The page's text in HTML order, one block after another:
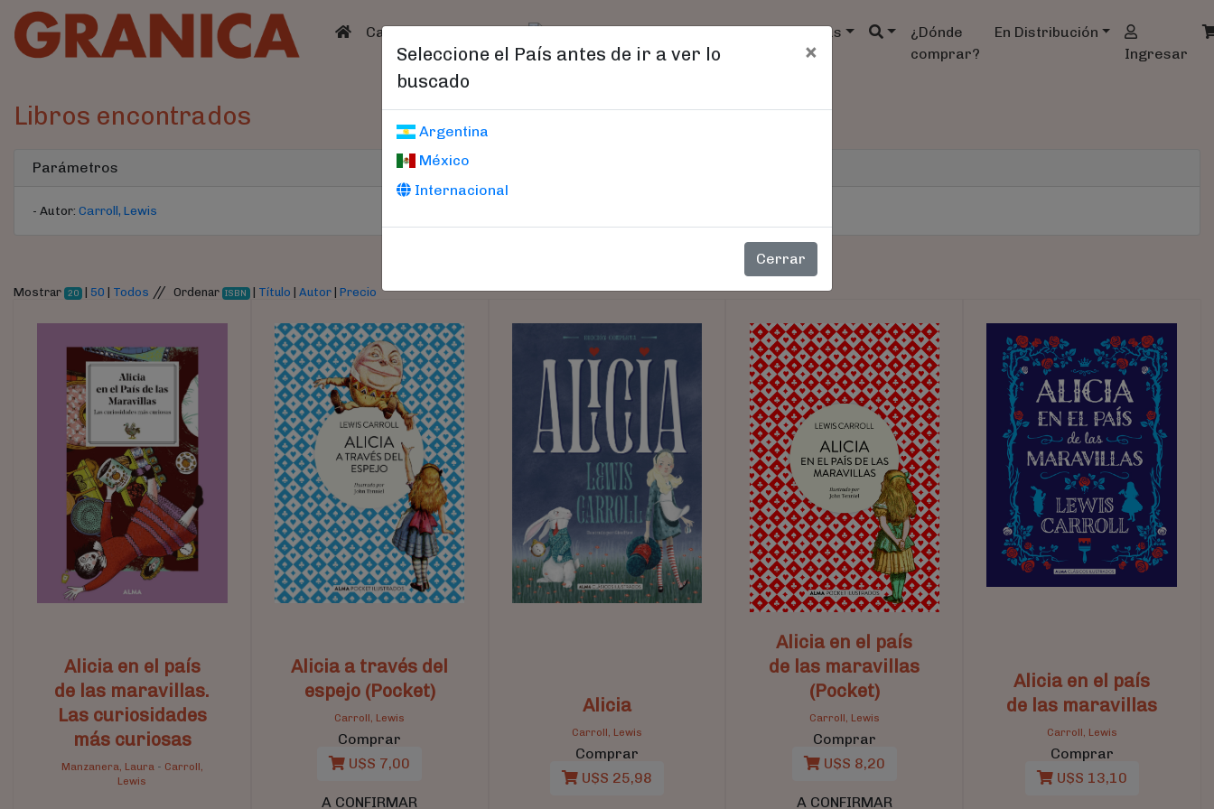
(current)
Catálogo Catálogo Agendas
¿Dónde
comprar?
En Distribución
Ingresar
Seleccione el País antes de ir a ver lo
buscado
×
Argentina
México
Internacional
Cerrar
Libros encontrados
Parámetros
- Autor: Carroll, Lewis
Mostrar 20 | 50 Todos // Ordenar ISBN Título |Autor |Precio
Alicia en el país
de las maravillas.
Las curiosidades
más curiosas
Manzanera, Laura - Carroll,
Lewis
Alicia a través del
espejo (Pocket)
Carroll, Lewis
Comprar
U$S 7,00
A CONFIRMAR
Alicia
Carroll, Lewis
Comprar
U$S 25,98
Alicia en el país
de las maravillas
(Pocket)
Carroll, Lewis
Comprar
U$S 8,20
A CONFIRMAR
Alicia en el país
de las maravillas
Carroll, Lewis
Comprar
U$S 13,10